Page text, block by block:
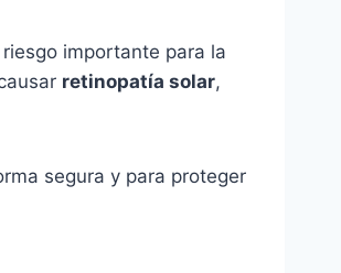
importante para la
retinopatía solar,
segura y para proteger